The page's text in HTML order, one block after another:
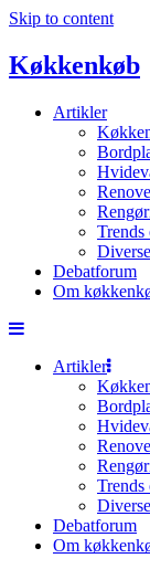
Skip to content
Køkkenkøb
Artikler
Trends
Diverse
Debatforum
Om
Artikler
Trends
Diverse
Debatforum
Om